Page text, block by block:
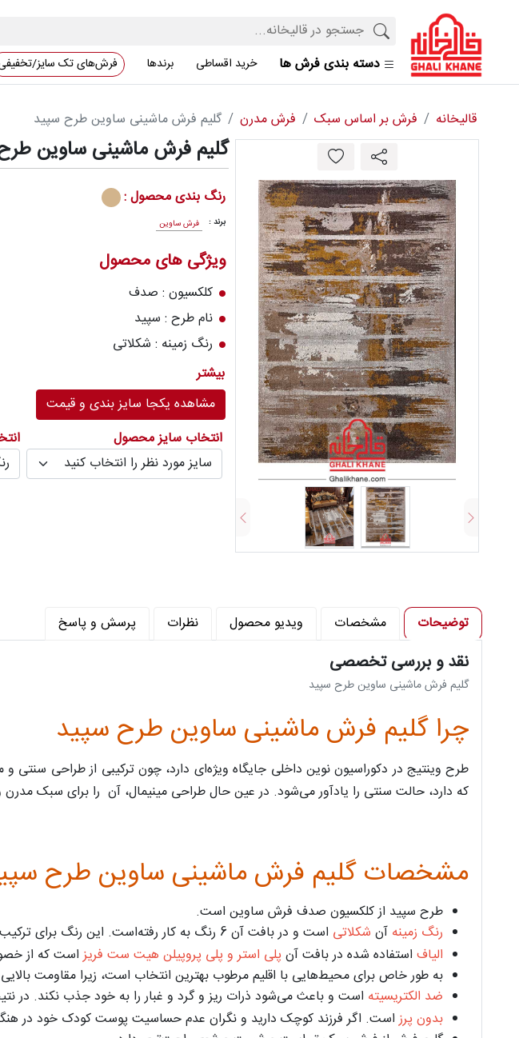
دسته بندی فرش ها خرید اقساطی برندها فرش‌های تک سایز/
قالیخانه فرش بر اساس سبک فرش مدرن گلیم فرش ماشینی ساوین طرح سپید
گلیم فرش ماشینی ساوین
رنگ بندی محصول :
برند : فرش ساوین
ویژگی های محصول
کلکسیون : صدف
نام طرح : سپید
رنگ زمینه : شکلاتی
تعداد رنگ : 6 رنگ
تراکم شانه در متر (شانه) : 320
تراکم پود در متر (تراکم) : 960
بیشتر
مشاهده یکجا سایز بندی و قیمت
انتخاب سایز محصول
توضیحات مشخصات ویدیو محصول نظرات پرسش و پاسخ
نقد و بررسی تخصصی
گلیم فرش ماشینی ساوین طرح سپید
چرا گلیم فرش ماشینی ساوین طرح سپید
طرح وینتیج در دکوراسیون نوین داخلی جایگاه ویژه‌ای دارد، چون ترکیبی از طراحی
که دارد، حالت سنتی را یادآور می‌شود. در عین حال طراحی مینیمال، آن را برای سبک
مشخصات گلیم فرش ماشینی ساوین طرح
طرح سپید از کلکسیون صدف فرش ساوین است.
رنگ زمینه آن شکلاتی است و در بافت آن 6 رنگ به کار رفته‌است. این رنگ برای ترکیب‌های گرم و شاداب مناسب است.
الیافاستفاده شده در بافت آن پلی استر و پلی پروپیلن هیت ست فریزاست که از
به طور خاص برای محیط‌هایی با اقلیم مرطوب بهترین انتخاب است، زیرا مقاومت
ضد الکتریسیته است و باعث می‌شود ذرات ریز و گرد و غبار را به خود جذب نکند. در
بدون پرزاست. اگر فرزند کوچک دارید و نگران عدم حساسیت پوست کودک خود در